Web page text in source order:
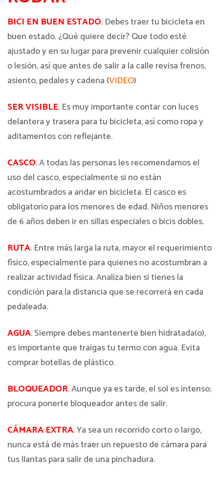
BICI EN BUEN ESTADO. Debes traer tu bicicleta en
buen estado. ¿Qué quiere decir? Que todo esté
ajustado y en su lugar para prevenir cualquier colisión
o lesión, así que antes de salir a la calle revisa frenos,
asiento, pedales y cadena (VIDEO)
SER VISIBLE. Es muy importante contar con luces
delantera y trasera para tu bicicleta, así como ropa y
aditamentos con reflejante.
CASCO. A todas las personas les recomendamos el
uso del casco, especialmente si no están
acostumbrados a andar en bicicleta. El casco es
obligatorio para los menores de edad. Niños menores
de 6 años deben ir en sillas especiales o bicis dobles.
RUTA. Entre más larga la ruta, mayor el requerimiento
físico, especialmente para quienes no acostumbran a
realizar actividad física. Analiza bien si tienes la
condición para la distancia que se recorrerá en cada
pedaleada.
AGUA. Siempre debes mantenerte bien hidratada(o),
es importante que traigas tu termo con agua. Evita
comprar botellas de plástico.
BLOQUEADOR. Aunque ya es tarde, el sol es intenso;
procura ponerte bloqueador antes de salir.
CÁMARA EXTRA. Ya sea un recorrido corto o largo,
nunca está de más traer un repuesto de cámara para
tus llantas para salir de una pinchadura.